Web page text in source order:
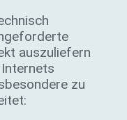
auszuliefern
zu